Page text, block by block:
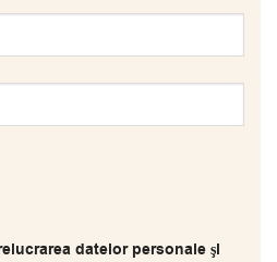
datelor personale şi